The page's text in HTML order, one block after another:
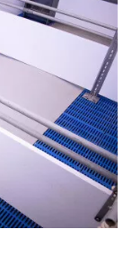
sector al
Geschikt voor de
Binnen
maken
,